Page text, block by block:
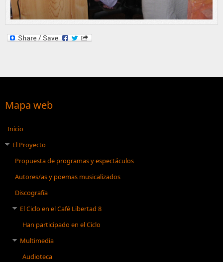
Mapa web
Inicio
El Proyecto
Propuesta de programas y espectáculos
Autores/as y poemas musicalizados
Discografía
El Ciclo en el Café Libertad 8
Han participado en el Ciclo
Multimedia
Audioteca